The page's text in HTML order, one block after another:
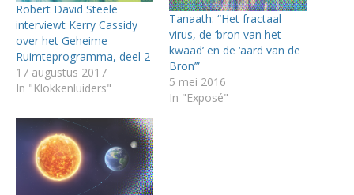
Robert David Steele
interviewt Kerry Cassidy
over het Geheime
Ruimteprogramma, deel 2
17 augustus 2017
In "Klokkenluiders"
Tanaath: “Het fractaal
virus, de ‘bron van het
kwaad’ en de ‘aard van de
Bron’”
5 mei 2016
In "Exposé"